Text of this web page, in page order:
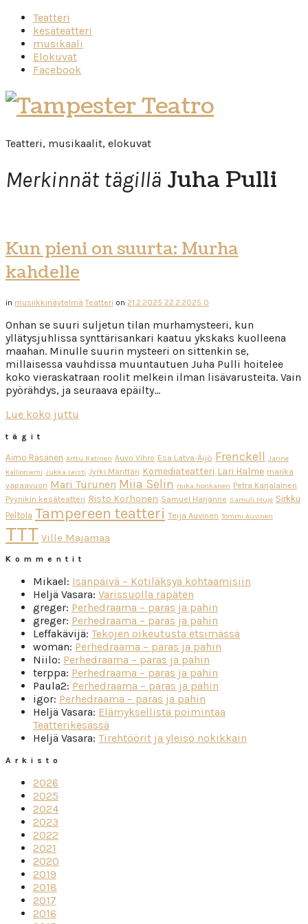
Teatteri
kesäteatteri
musikaali
Elokuvat
Facebook
Tampester
Teatro
Teatteri, musikaalit, elokuvat
Merkinnät tägillä Juha Pulli
Kun pieni on suurta: Murha
kahdelle
in musiikkinäytelmä Teatteri on 21.2.2025 22.2.2025 0
Onhan se suuri suljetun tilan murhamysteeri, kun
yllätysjuhlissa synttärisankari kaatuu ykskaks kuolleena
maahan. Minulle suurin mysteeri on sittenkin se,
millaisessa vauhdissa muuntautuen Juha Pulli hoitelee
koko vieraskatraan roolit melkein ilman lisävarusteita. Vain
pyörähdys, ja seuraava epäilty…
Lue koko juttu
tägit
Aimo Räsänen Arttu Ratinen Auvo Vihro Esa Latva-Äijö Frenckell
Janne
Kallioniemi
Jukka Leisti Jyrki Mänttäri Komediateatteri Lari Halme marika
vapaavuori Mari Turunen Miia Selin mika honkanen Petra Karjalainen
Pyynikin kesäteatteri Risto Korhonen Samuel Harjanne Samuli Muje Sirkku
Peltola Tampereen teatteri Teija Auvinen Tommi Auvinen
TTT Ville Majamaa
Kommentit
Mikael: Isänpäivä – Kotiläksyä kohtaamisiin
Heljä Vasara: Varissuolla räpäten
greger: Perhedraama – paras ja pahin
greger: Perhedraama – paras ja pahin
Leffakävijä: Tekojen oikeutusta etsimässä
woman: Perhedraama – paras ja pahin
Niilo: Perhedraama – paras ja pahin
terppa: Perhedraama – paras ja pahin
Paula2: Perhedraama – paras ja pahin
igor: Perhedraama – paras ja pahin
Heljä Vasara: Elämyksellistä poimintaa
Teatterikesässä
Heljä Vasara: Tirehtöörit ja yleisö nokikkain
Arkisto
2026
2025
2024
2023
2022
2021
2020
2019
2018
2017
2016